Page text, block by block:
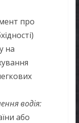
про
на
водія:
або